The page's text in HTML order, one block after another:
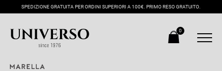
SPEDIZIONE GRATUITA PER ORDINI SUPERIORI A 100€. PRIMO RESO GRATUITO.
0